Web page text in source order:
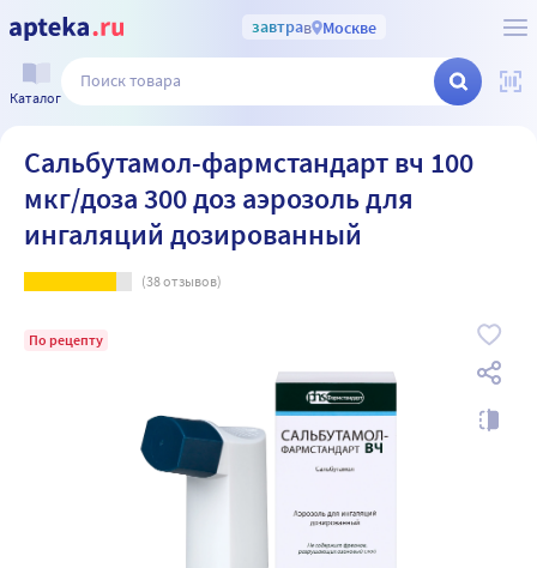
завтрав Москве
Каталог
Сальбутамол-фармстандарт вч 100
мкг/доза 300 доз аэрозоль для
ингаляций дозированный
(38отзывов)
По рецепту